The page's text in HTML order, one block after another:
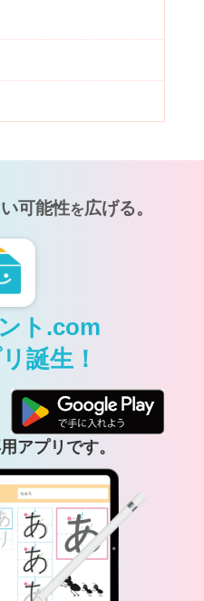
可能性を広げる。
ト.com
誕生！
アプリです。